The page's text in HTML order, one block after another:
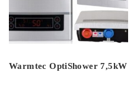
Warmtec OptiShower 7,5kW